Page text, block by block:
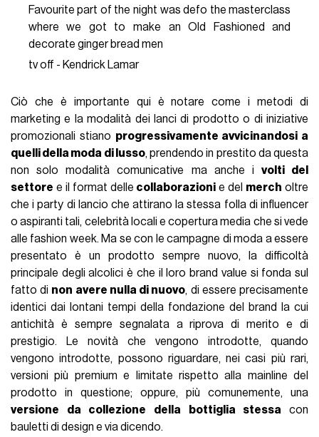
Favourite part of the night was defo the masterclass
where we got to make an Old Fashioned and
decorate ginger bread men
tv off - Kendrick Lamar
Ciò che è importante qui è notare come i metodi di
marketing e la modalità dei lanci di prodotto o di iniziative
promozionali stiano progressivamente avvicinandosi a
quelli della moda di lusso, prendendo in prestito da questa
non solo modalità comunicative ma anche i volti del
settore e il format delle collaborazioni e del merch oltre
che i party di lancio che attirano la stessa folla di influencer
o aspiranti tali, celebrità locali e copertura media che si vede
alle fashion week. Ma se con le campagne di moda a essere
presentato è un prodotto sempre nuovo, la difficoltà
principale degli alcolici è che il loro brand value si fonda sul
fatto di non avere nulla di nuovo, di essere precisamente
identici dai lontani tempi della fondazione del brand la cui
antichità è sempre segnalata a riprova di merito e di
prestigio. Le novità che vengono introdotte, quando
vengono introdotte, possono riguardare, nei casi più rari,
versioni più premium e limitate rispetto alla mainline del
prodotto in questione; oppure, più comunemente, una
versione da collezione della bottiglia stessa con
bauletti di design e via dicendo.